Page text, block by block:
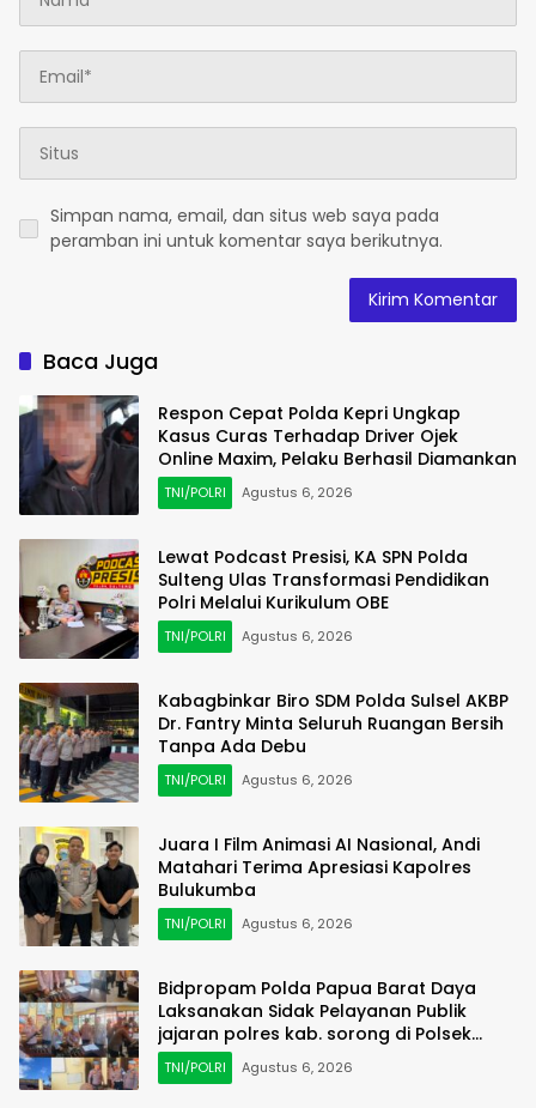
Simpan nama, email, dan situs web saya pada
peramban ini untuk komentar saya berikutnya.
Baca Juga
Respon Cepat Polda Kepri Ungkap
Kasus Curas Terhadap Driver Ojek
Online Maxim, Pelaku Berhasil Diamankan
TNI/POLRI Agustus 6, 2026
Lewat Podcast Presisi, KA SPN Polda
Sulteng Ulas Transformasi Pendidikan
Polri Melalui Kurikulum OBE
TNI/POLRI Agustus 6, 2026
Kabagbinkar Biro SDM Polda Sulsel AKBP
Dr. Fantry Minta Seluruh Ruangan Bersih
Tanpa Ada Debu
TNI/POLRI Agustus 6, 2026
Juara I Film Animasi AI Nasional, Andi
Matahari Terima Apresiasi Kapolres
Bulukumba
TNI/POLRI Agustus 6, 2026
Bidpropam Polda Papua Barat Daya
Laksanakan Sidak Pelayanan Publik
jajaran polres kab. sorong di Polsek
Salawati
TNI/POLRI Agustus 6, 2026